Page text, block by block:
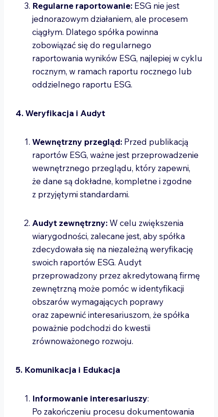
Regularne raportowanie: ESG nie jest
jednorazowym działaniem, ale procesem
ciągłym. Dlatego spółka powinna
zobowiązać się do regularnego
raportowania wyników ESG, najlepiej w cyklu
rocznym, w ramach raportu rocznego lub
oddzielnego raportu ESG.
4. Weryfikacja i Audyt
Wewnętrzny przegląd: Przed publikacją
raportów ESG, ważne jest przeprowadzenie
wewnętrznego przeglądu, który zapewni,
że dane są dokładne, kompletne i zgodne
z przyjętymi standardami.
Audyt zewnętrzny: W celu zwiększenia
wiarygodności, zalecane jest, aby spółka
zdecydowała się na niezależną weryfikację
swoich raportów ESG. Audyt
przeprowadzony przez akredytowaną firmę
zewnętrzną może pomóc w identyfikacji
obszarów wymagających poprawy
oraz zapewnić interesariuszom, że spółka
poważnie podchodzi do kwestii
zrównoważonego rozwoju.
5. Komunikacja i Edukacja
Informowanie interesariuszy:
Po zakończeniu procesu dokumentowania